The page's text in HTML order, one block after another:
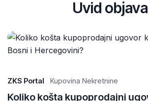
Uvid objava
ZKS Portal Kupovina Nekretnine